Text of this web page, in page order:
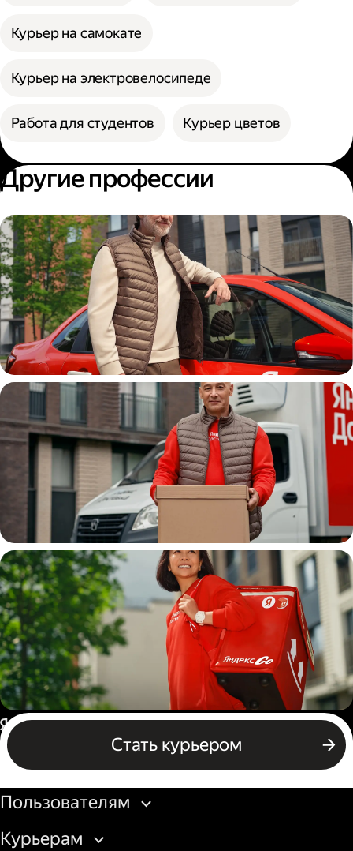
Курьер на самокате
Курьер на электровелосипеде
Работа для студентов Курьер цветов
Другие профессии
Автокурьер
Водитель
грузовой машины
Пеший курьер
Стать курьером
Россия
Бизнесу
Пользователям
Курьерам